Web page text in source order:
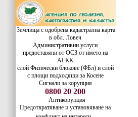
Землища с одобрена кадастрална карта
в обл. Ловеч
Административни услуги
предоставяни от ОСЗ от името на
АГКК
слой Физически блокове (ФБл) и слой
с площи подходящи за Косене
Сигнали за корупция
0800 20 200
Антикорупция
Предотвратяване и установяване на